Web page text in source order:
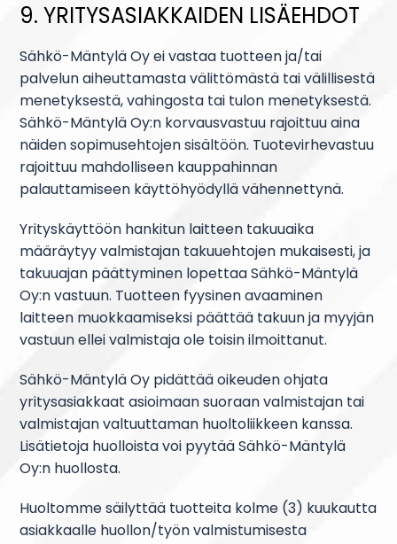
9. YRITYSASIAKKAIDEN LISÄEHDOT
Sähkö-Mäntylä Oy ei vastaa tuotteen ja/tai
palvelun aiheuttamasta välittömästä tai välillisestä
menetyksestä, vahingosta tai tulon menetyksestä.
Sähkö-Mäntylä Oy:n korvausvastuu rajoittuu aina
näiden sopimusehtojen sisältöön. Tuotevirhevastuu
rajoittuu mahdolliseen kauppahinnan
palauttamiseen käyttöhyödyllä vähennettynä.
Yrityskäyttöön hankitun laitteen takuuaika
määräytyy valmistajan takuuehtojen mukaisesti, ja
takuuajan päättyminen lopettaa Sähkö-Mäntylä
Oy:n vastuun. Tuotteen fyysinen avaaminen
laitteen muokkaamiseksi päättää takuun ja myyjän
vastuun ellei valmistaja ole toisin ilmoittanut.
Sähkö-Mäntylä Oy pidättää oikeuden ohjata
yritysasiakkaat asioimaan suoraan valmistajan tai
valmistajan valtuuttaman huoltoliikkeen kanssa.
Lisätietoja huolloista voi pyytää Sähkö-Mäntylä
Oy:n huollosta.
Huoltomme säilyttää tuotteita kolme (3) kuukautta
asiakkaalle huollon/työn valmistumisesta